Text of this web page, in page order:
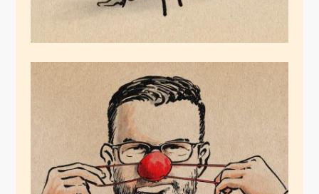
Gesundheitsminister